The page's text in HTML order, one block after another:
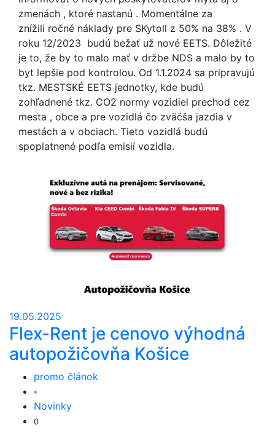
zmenách , ktoré nastanú . Momentálne za
znížili ročné náklady pre SKytoll z 50% na 38% . V
roku 12/2023 budú bežať už nové EETS. Dôležité
je to, že by to malo mať v držbe NDS a malo by to
byt lepšie pod kontrolou. Od 1.1.2024 sa pripravujú
tkz. MESTSKÉ EETS jednotky, kde budú
zohľadnené tkz. CO2 normy vozidiel prechod cez
mesta , obce a pre vozidlá čo zväčša jazdia v
mestách a v obciach. Tieto vozidlá budú
spoplatnené podľa emisií vozidla.
19.05.2025
Flex-Rent je cenovo výhodná
autopožičovňa Košice
promo článok
Novinky
0